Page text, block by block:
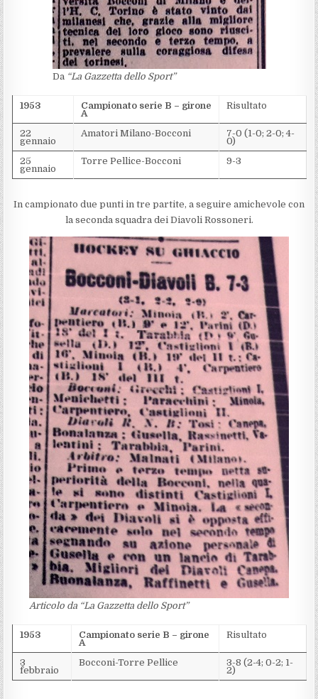
Da “La Gazzetta dello Sport”
1953 Campionato serie B – girone
A
Risultato
22
gennaio
Amatori Milano-Bocconi 7-0 (1-0; 2-0; 4-
0)
25
gennaio
Torre Pellice-Bocconi 9-3
In campionato due punti in tre partite, a seguire amichevole con
la seconda squadra dei Diavoli Rossoneri.
Articolo da “La Gazzetta dello Sport”
1953 Campionato serie B – girone
A
Risultato
3
febbraio
Bocconi-Torre Pellice 3-8 (2-4; 0-2; 1-
2)